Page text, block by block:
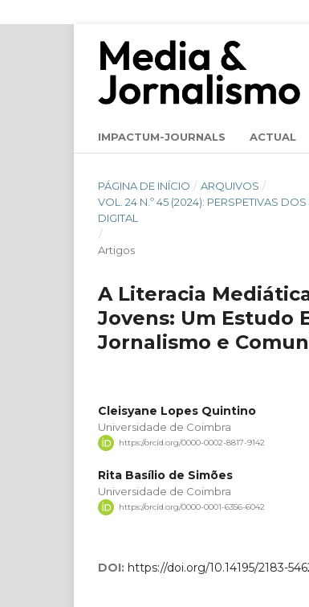
IMPACTUM-JOURNALS ACTUAL
PÁGINA DE INÍCIO / ARQUIVOS /
VOL. 24 N.º 45 (2024): PERSPETIVAS
DIGITAL
/
Artigos
A Literacia
Jovens: Um Estudo
Jornalismo e
Cleisyane Lopes Quintino
Universidade de Coimbra
https://orcid.org/0000-0002-8817-9142
Rita Basílio de Simões
Universidade de Coimbra
https://orcid.org/0000-0001-6356-6042
DOI: https://doi.org/10.14195/2183-